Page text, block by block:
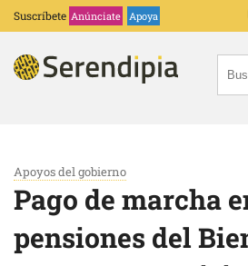
Suscríbete Anúnciate Apoya
Apoyos del gobierno
Pago de marcha
pensiones del